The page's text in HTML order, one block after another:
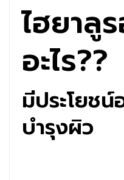
ไฮยาลู
อะไร??
มีประโยชน์
บำรุงผิว